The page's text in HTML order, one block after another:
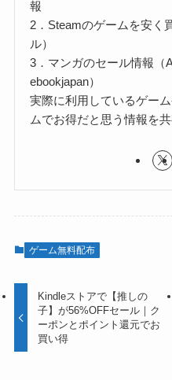
報
2．Steamのゲームを安く
ル）
3．マンガのセール情報（
ebookjapan）
実際に利用しているゲー
ムでお得だと思う情報を共
ゲーム無料配布
Kindleストアで【推しの
子】が56%OFFセール｜ク
ーポンとポイント還元でお
買い得